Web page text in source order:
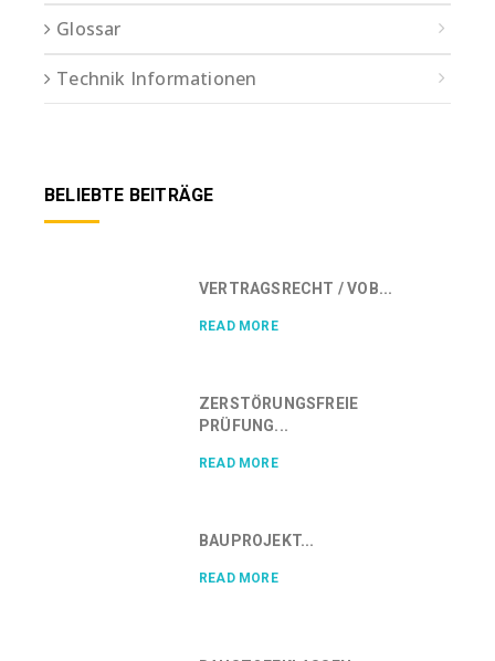
Glossar
Technik Informationen
BELIEBTE BEITRÄGE
VERTRAGSRECHT / VOB...
READ MORE
ZERSTÖRUNGSFREIE
PRÜFUNG...
READ MORE
BAUPROJEKT...
READ MORE